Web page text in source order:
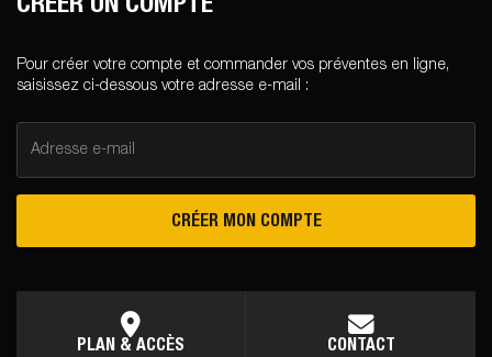
CRÉER UN COMPTE
Pour créer votre compte et commander vos préventes en ligne,
saisissez ci-dessous votre adresse e-mail :
Adresse e-mail
CRÉER MON COMPTE
PLAN & ACCÈS CONTACT